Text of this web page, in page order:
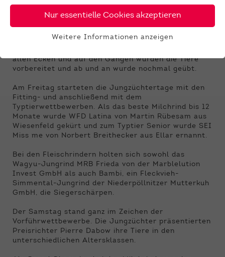
die Ergebnisse
Vermarktungszentrum in Laasdorf fest in der Hand
allen Ecken und auf den Gängen wurden die Tiere
vorbereitet und ab und an wurde nochmal geübt.
Am Freitag starteten die Jungzüchtertage mit den
Fitting- und anschließend mit dem
Typtierwettbewerben. Als das beste Milchrind bis 12
Monate wurde WFD Latina von Martin Rübesam aus
Wiesenfeld gekürt und zum Typtier Senior wurde SEI
Miss me von Norbert Breithecker aus Ellar ernannt.
Bei den Fleischrindern holten sich sowohl das
Wagyu-Jungrind MRB Frieda von der Marblelution
Invest GmbH als auch Bambi, ein Fleckvieh-
Simmental-Jungrind der Niederpöllnitzer Mutterkuh
GmbH, die Siegerschärpen.
Der Samstag stand ganz im Zeichen der
Vorführwettbewerbe. Die Jungzüchter präsentierten
Preisrichter Pierre Dabow ihre Tiere in den
unterschiedlichen Altersklassen.
Nur essentielle Cookies akzeptieren
Funktionen der Webseite benötigt. Dadurch ist
funktioniert.
Name cookie_optin
Laufzeit 1 Jahr
Zweck Cookie Einstellungen speichern
Cookie-Informationen anzeigen
Externe Inhalte
anzubieten.
Weitere Informationen anzeigen